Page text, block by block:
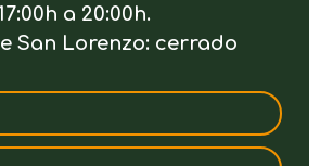
a 20:00h.
San Lorenzo: cerrado